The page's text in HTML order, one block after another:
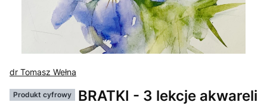
dr Tomasz Wełna
Produkt cyfrowy BRATKI - 3 lekcje akwareli